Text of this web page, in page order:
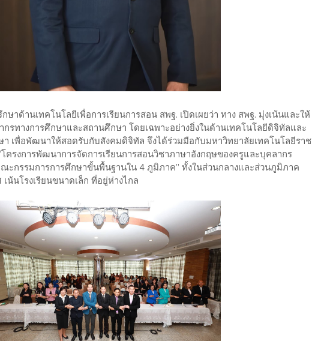
าด้านเทคโนโลยีเพื่อการเรียนการสอน สพฐ. เปิดเผยว่า ทาง สพฐ. มุ่งเน้นและให้
รทางการศึกษาและสถานศึกษา โดยเฉพาะอย่างยิ่งในด้านเทคโนโลยีดิจิทัลและ
า เพื่อพัฒนาให้สอดรับกับสังคมดิจิทัล จึงได้ร่วมมือกับมหาวิทยาลัยเทคโนโลยีราช
รงการพัฒนาการจัดการเรียนการสอนวิชาภาษาอังกฤษของครูและบุคลากร
ะกรรมการการศึกษาขั้นพื้นฐานใน 4 ภูมิภาค” ทั้งในส่วนกลางและส่วนภูมิภาค
น้นโรงเรียนขนาดเล็ก ที่อยู่ห่างไกล